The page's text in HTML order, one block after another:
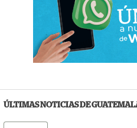
ÚLTIMAS NOTICIAS DE